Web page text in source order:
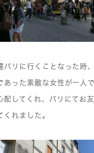
パリに行くことなった時
あった素敵な女性が一人
配してくれ、パリにてお
くれました。